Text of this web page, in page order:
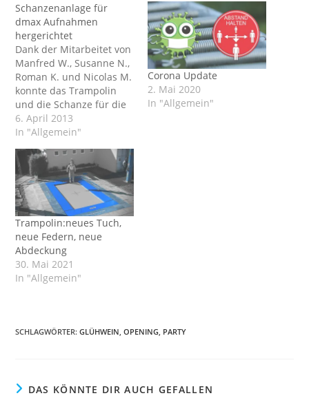
Schanzenanlage für
dmax Aufnahmen
hergerichtet
Dank der Mitarbeitet von
Manfred W., Susanne N.,
Roman K. und Nicolas M.
konnte das Trampolin
und die Schanze für die
heutigen Aufnahmen
hergerichtet werden.
Matte gereinigt,
Maulwurfshügel
geglättet, Material für die
Veranstaltung
hergerichtet,
Bewässerung der
Schanze instand gesetzt,
...
6. April 2013
In "Allgemein"
Corona Update
2. Mai 2020
In "Allgemein"
Trampolin:neues Tuch,
neue Federn, neue
Abdeckung
30. Mai 2021
In "Allgemein"
SCHLAGWÖRTER:GLÜHWEIN OPENING PARTY
DAS KÖNNTE DIR AUCH GEFALLEN